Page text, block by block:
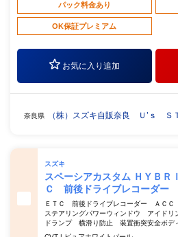
パック料金あり
OK保証プレミアム
お気に入り追加
奈良県 （株）スズキ自販奈良 Ｕ’ｓ Ｓ
スズキ
スペーシアカスタム ＨＹＢ
Ｃ 前後ドライブレコーダー
ＥＴＣ 前後ドライブレコーダー ＡＣ
ステアリングパワーウィンドウ アイド
ドランプ 横滑り防止 装置衝突安全ボデ